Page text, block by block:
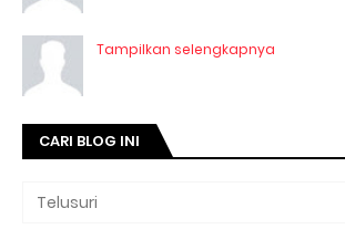
Tampilkan selengkapnya
CARI BLOG INI